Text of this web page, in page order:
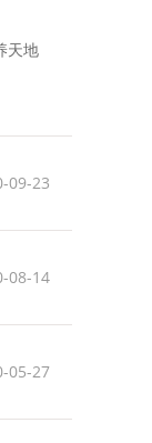
天地
09-23
08-14
05-27